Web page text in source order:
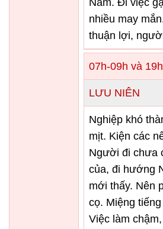
Nam. Đi việc
nhiều may
thuận lợi,
07h-09h và
LƯU NIÊN
Nghiệp khó
mịt. Kiện các
Người đi chưa
của, đi hướng
mới thấy. Nên
cọ. Miệng
Việc làm